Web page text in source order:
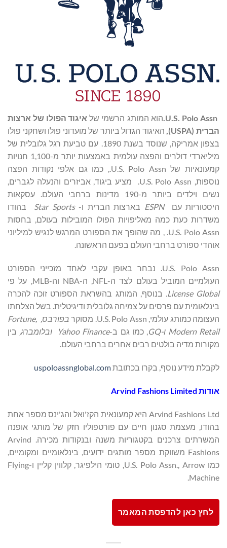
U.S. Polo Assn. הוא המותג הרשמי של איגוד הפולו של ארצות
הברית (USPA),
האיגוד הגדול ביותר של מועדוני פולו ושחקני פולו
בצפון אמריקה, שנוסד בשנת 1890. עם טביעת רגל גלובלית של
מיליארדי דולרים והפצה עולמית באמצעות יותר מ-1,100 חנויות
קמעונאיות של U.S. Polo Assn., כמו גם אלפי נקודות הפצה
נוספות, U.S. Polo Assn. מציע ביגוד, אביזרים והנעלה לגברים,
נשים וילדים ביותר מ-190 מדינות ברחבי העולם. עסקאות
היסטוריות עםESPN בארצות הברית ו-Star Sports
בהודו
משדרות כעת כמה מאליפויות הפולו המובילות בעולם, בחסות
U.S. Polo Assn. , מה שהופך את הספורט המרגש לנגיש למיליוני
אוהדי ספורט ברחבי העולם בפעם הראשונה.
U.S. Polo Assn. נבחר באופן עקבי לאחד מזכייני הספורט
העולמיים המוביל בעולם לצד ה-NFL, ה-NBA וה-MLB, על פי
License Global. בנוסף, המותג בהשראת הספורט זוכה להכרה
בינלאומית עם פרסים על צמיחה גלובלית ודיגיטלית. בשל הצלחתו
העצומה כמותג עולמי, U.S. Polo Assn. מסוקר
בפורבס, Fortune,
Modern Retail ו-GQ , כמו גם ב-Yahoo Finance ובלומברג, בין
מקורות מדיה בולטים רבים אחרים ברחבי העולם.
לקבלת מידע נוסף, בקרו בכתובתuspoloassnglobal.com
אודות Arvind Fashions Limited
Arvind Fashions Ltd היא קמעונאית הקז'ואל והג'ינס מספר אחת
בהודו, מעצמת סגנון חיים עם פורטפוליו חזק של מותגי אופנה
המשרתים צרכנים בקטגוריות משנה ובנקודות מכירה. Arvind
Fashions משווקת מספר מותגים ידועים, בינלאומיים ומקומיים,
כמו U.S. Polo Assn., Arrow, טומי הילפיגר, קלווין קליין ו-Flying
Machine.
לחץ כאן להדפסת המאמר